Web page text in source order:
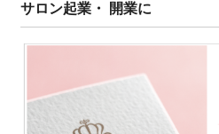
サロン起業・ 開業に